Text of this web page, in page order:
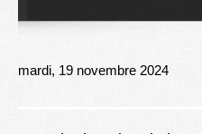
mardi, 19 novembre 2024